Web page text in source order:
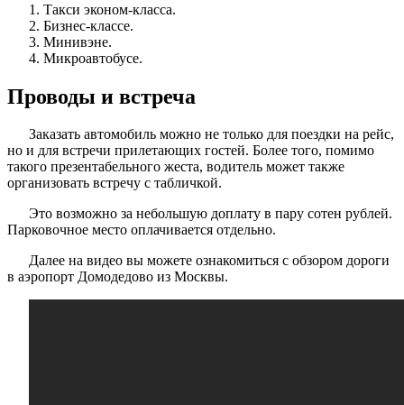
Такси эконом-класса.
Бизнес-классе.
Минивэне.
Микроавтобусе.
Проводы и встреча
Заказать автомобиль можно не только для поездки на рейс,
но и для встречи прилетающих гостей. Более того, помимо
такого презентабельного жеста, водитель может также
организовать встречу с табличкой.
Это возможно за небольшую доплату в пару сотен рублей.
Парковочное место оплачивается отдельно.
Далее на видео вы можете ознакомиться с обзором дороги
в аэропорт Домодедово из Москвы.